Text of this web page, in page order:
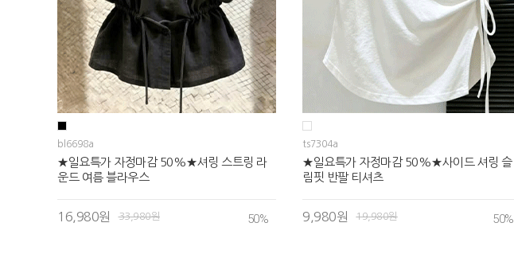
bl6698a
★일요특가 자정마감 50%★셔링 스트링 라
운드 여름 블라우스
16,980원 33,980원 50%
ts7304a
★일요특가 자정마감 50%★사이드 셔링 슬
림핏 반팔 티셔츠
9,980원 19,980원 50%